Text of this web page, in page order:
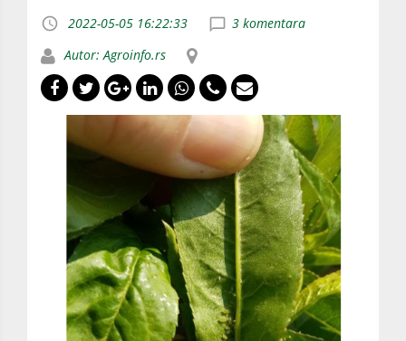
2022-05-05 16:22:33
3 komentara
Autor: Agroinfo.rs